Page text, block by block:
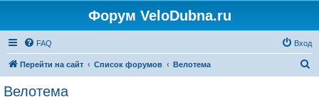
Форум VeloDubna.ru
FAQ Вход
Перейти на сайт Список форумов Велотема
Велотема